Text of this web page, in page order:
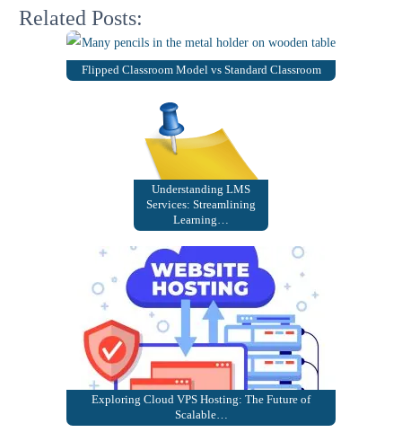
Related Posts:
Flipped Classroom Model vs Standard Classroom
Understanding LMS
Services: Streamlining
Learning…
Exploring Cloud VPS Hosting: The Future of
Scalable…